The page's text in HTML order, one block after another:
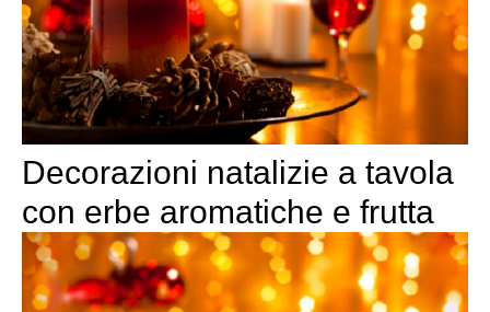
Decorazioni natalizie a tavola
con erbe aromatiche e frutta